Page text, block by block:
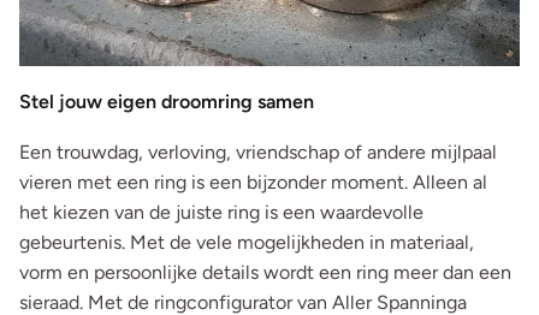
Stel jouw eigen droomring samen
Een trouwdag, verloving, vriendschap of andere mijlpaal
vieren met een ring is een bijzonder moment. Alleen al
het kiezen van de juiste ring is een waardevolle
gebeurtenis. Met de vele mogelijkheden in materiaal,
vorm en persoonlijke details wordt een ring meer dan een
sieraad. Met de ringconfigurator van Aller Spanninga